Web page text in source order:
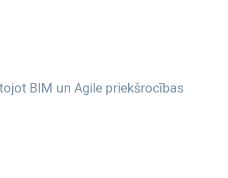
BIM un Agile priekšrocības